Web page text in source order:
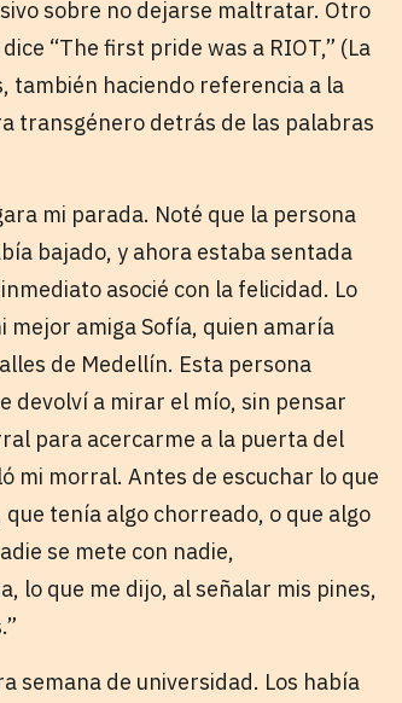
sobre no dejarse maltratar. Otro
“The first pride was a RIOT,” (La
también haciendo referencia a la
transgénero detrás de las palabras
mi parada. Noté que la persona
bajado, y ahora estaba sentada
asocié con la felicidad. Lo
mejor amiga Sofía, quien amaría
de Medellín. Esta persona
devolví a mirar el mío, sin pensar
para acercarme a la puerta del
mi morral. Antes de escuchar lo que
tenía algo chorreado, o que algo
se mete con nadie,
lo que me dijo, al señalar mis pines,
semana de universidad. Los había